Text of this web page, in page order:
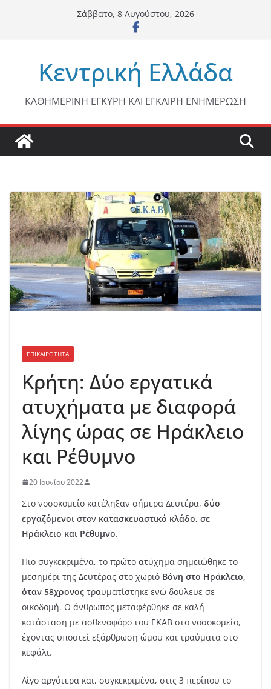
Σάββατο, 8 Αυγούστου, 2026
Κεντρική Ελλάδα
ΚΑΘΗΜΕΡΙΝΗ ΕΓΚΥΡΗ ΚΑΙ ΕΓΚΑΙΡΗ ΕΝΗΜΕΡΩΣΗ
ΕΠΙΚΑΙΡΟΤΗΤΑ
Κρήτη: Δύο εργατικά
ατυχήματα με διαφορά
λίγης ώρας σε Ηράκλειο
και Ρέθυμνο
20 Ιουνίου 2022
Στο νοσοκομείο κατέληξαν σήμερα Δευτέρα, δύο
εργαζόμενοι στον κατασκευαστικό κλάδο, σε
Ηράκλειο και Ρέθυμνο.
Πιο συγκεκριμένα, το πρώτο ατύχημα σημειώθηκε το
μεσημέρι της Δευτέρας στο χωριό Βόνη στο Ηράκλειο,
όταν 58χρονος τραυματίστηκε ενώ δούλευε σε
οικοδομή. Ο άνθρωπος μεταφέρθηκε σε καλή
κατάσταση με ασθενοφόρο του ΕΚΑΒ στο νοσοκομείο,
έχοντας υποστεί εξάρθρωση ώμου και τραύματα στο
κεφάλι.
Λίγο αργότερα και, συγκεκριμένα, στις 3 περίπου το